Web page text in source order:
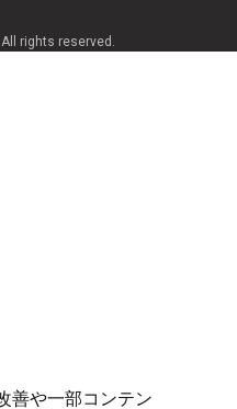
善や一部コンテン
rights reserved.